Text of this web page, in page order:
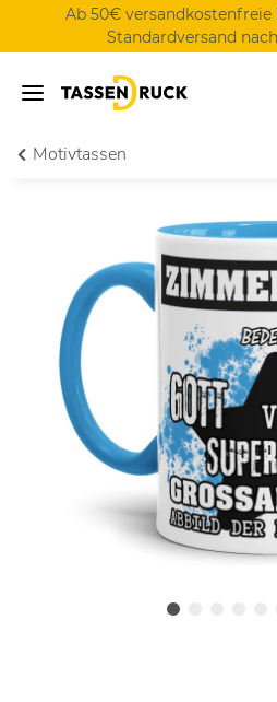
Ab 50€
Standardversand
Motivtassen